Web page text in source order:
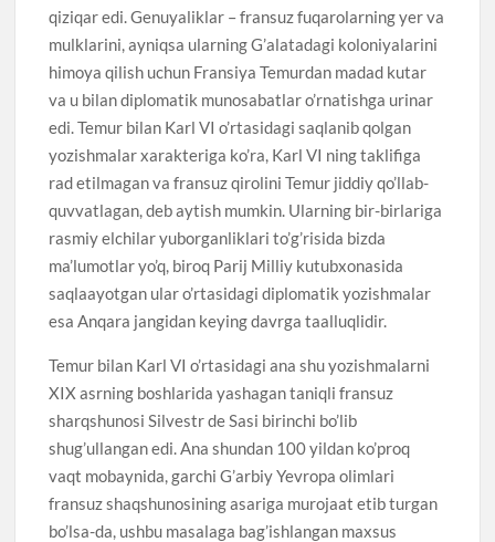
qiziqar edi. Genuyaliklar – fransuz fuqarolarning yer va
mulklarini, ayniqsa ularning G’alatadagi koloniyalarini
himoya qilish uchun Fransiya Temurdan madad kutar
va u bilan diplomatik munosabatlar o’rnatishga urinar
edi. Temur bilan Karl VI o’rtasidagi saqlanib qolgan
yozishmalar xarakteriga ko’ra, Karl VI ning taklifiga
rad etilmagan va fransuz qirolini Temur jiddiy qo’llab-
quvvatlagan, deb aytish mumkin. Ularning bir-birlariga
rasmiy elchilar yuborganliklari to’g’risida bizda
ma’lumotlar yo’q, biroq Parij Milliy kutubxonasida
saqlaayotgan ular o’rtasidagi diplomatik yozishmalar
esa Anqara jangidan keying davrga taalluqlidir.
Temur bilan Karl VI o’rtasidagi ana shu yozishmalarni
XIX asrning boshlarida yashagan taniqli fransuz
sharqshunosi Silvestr de Sasi birinchi bo’lib
shug’ullangan edi. Ana shundan 100 yildan ko’proq
vaqt mobaynida, garchi G’arbiy Yevropa olimlari
fransuz shaqshunosining asariga murojaat etib turgan
bo’lsa-da, ushbu masalaga bag’ishlangan maxsus